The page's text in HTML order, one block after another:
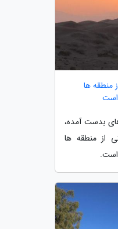
منطقه ها
است
بدست آمده،
از منطقه ها
است.